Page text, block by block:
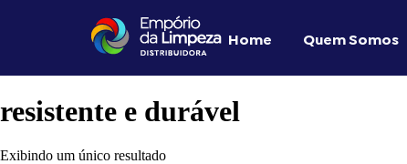
Home Quem Somos
resistente e durável
Exibindo um único resultado